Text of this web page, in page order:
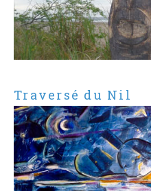
Traversé du Nil